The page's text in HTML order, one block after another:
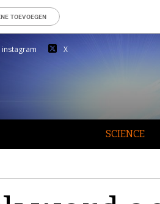
TOEVOEGEN
instagram X
SCIENCE